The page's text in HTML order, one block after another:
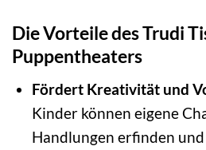
Die Vorteile des Trudi
Puppentheaters
Fördert Kreativität und
Kinder können eigene
Handlungen erfinden